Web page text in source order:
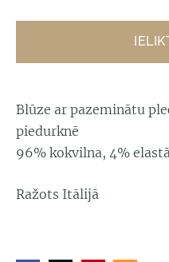
Blūze ar pazeminātu
piedurknē
96% kokvilna, 4%
Ražots Itālijā